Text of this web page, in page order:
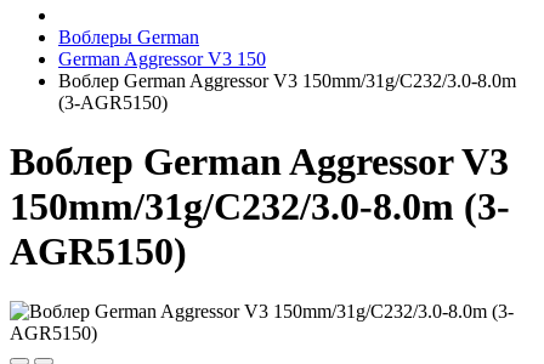
Воблеры German
German Aggressor V3 150
Воблер German Aggressor V3 150mm/31g/C232/3.0-8.0m
(3-AGR5150)
Воблер German Aggressor V3
150mm/31g/C232/3.0-8.0m (3-
AGR5150)